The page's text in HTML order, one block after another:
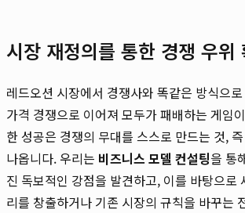
시장 재정의를 통한 경쟁 우위
레드오션 시장에서 경쟁사와 똑같은 방식으
가격 경쟁으로 이어져 모두가 패배하는 게임
한 성공은 경쟁의 무대를 스스로 만드는 것,
나옵니다. 우리는 비즈니스 모델 컨설팅을 통
진 독보적인 강점을 발견하고, 이를 바탕으로
리를 창출하거나 기존 시장의 규칙을 바꾸는